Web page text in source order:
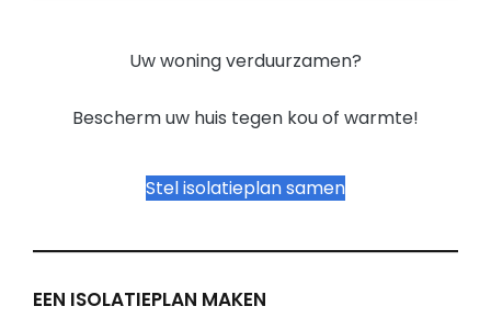
Uw woning verduurzamen?
Bescherm uw huis tegen kou of warmte!
Stel isolatieplan samen
EEN ISOLATIEPLAN MAKEN